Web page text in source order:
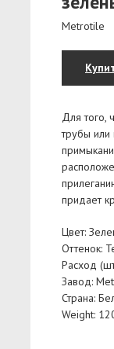
Metrotile
Для того,
трубы или
придает
Цвет:
Оттенок:
Расход
Завод:
Страна:
Weight: